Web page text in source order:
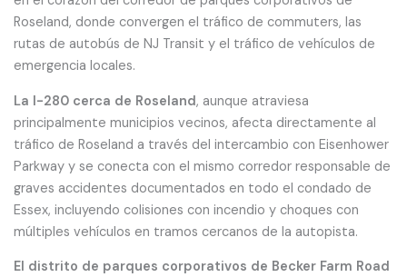
Roseland, donde convergen el tráfico de commuters, las
rutas de autobús de NJ Transit y el tráfico de vehículos de
emergencia locales.
La I-280 cerca de Roseland, aunque atraviesa
principalmente municipios vecinos, afecta directamente al
tráfico de Roseland a través del intercambio con Eisenhower
Parkway y se conecta con el mismo corredor responsable de
graves accidentes documentados en todo el condado de
Essex, incluyendo colisiones con incendio y choques con
múltiples vehículos en tramos cercanos de la autopista.
El distrito de parques corporativos de Becker Farm Road